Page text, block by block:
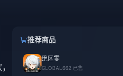
推荐商品
绝区零
GLOBAL 662 已售